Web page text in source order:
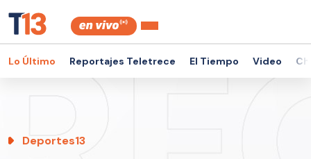
Lo Último Reportajes Teletrece El Tiempo Video
Deportes13